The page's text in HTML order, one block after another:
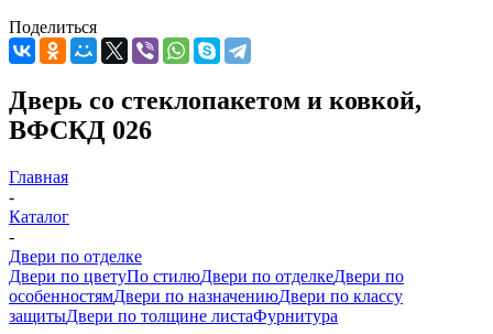
Поделиться
Дверь со стеклопакетом и ковкой,
ВФСКД 026
Главная
-
Каталог
-
Двери по отделке
Двери по цветуПо стилюДвери по отделкеДвери по
особенностямДвери по назначениюДвери по классу
защитыДвери по толщине листаФурнитура